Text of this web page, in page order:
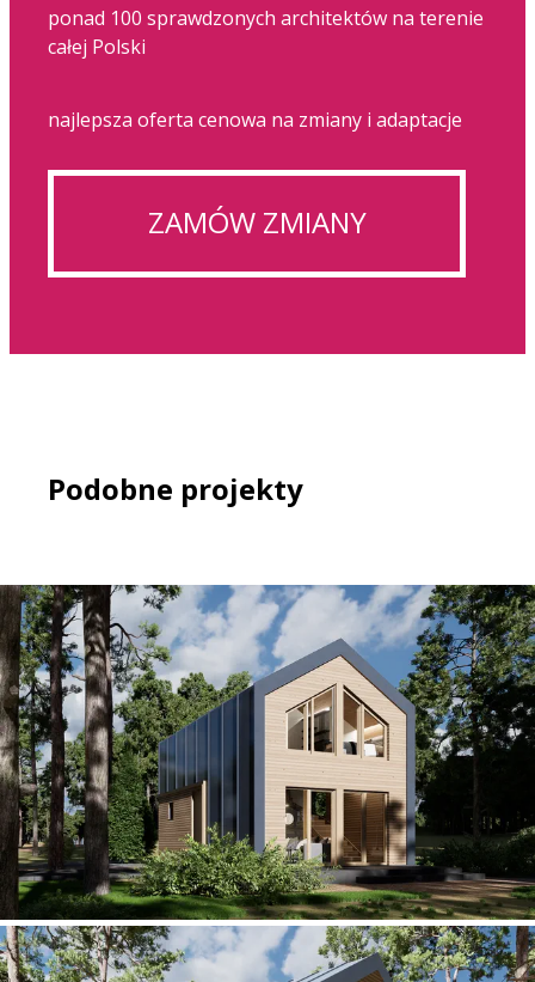
ponad 100 sprawdzonych architektów na terenie
całej Polski
najlepsza oferta cenowa na zmiany i adaptacje
ZAMÓW ZMIANY
Podobne projekty